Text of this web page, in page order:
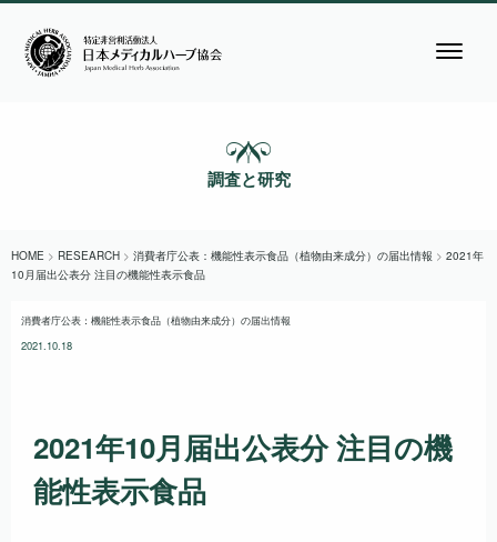
調査と研究
HOME > RESEARCH > 消費者庁公表：機能性表示食品（植物由来成分）の届出情報 > 2021年
10月届出公表分 注目の機能性表示食品
消費者庁公表：機能性表示食品（植物由来成分）の届出情報
2021.10.18
2021年10月届出公表分 注目の機
能性表示食品